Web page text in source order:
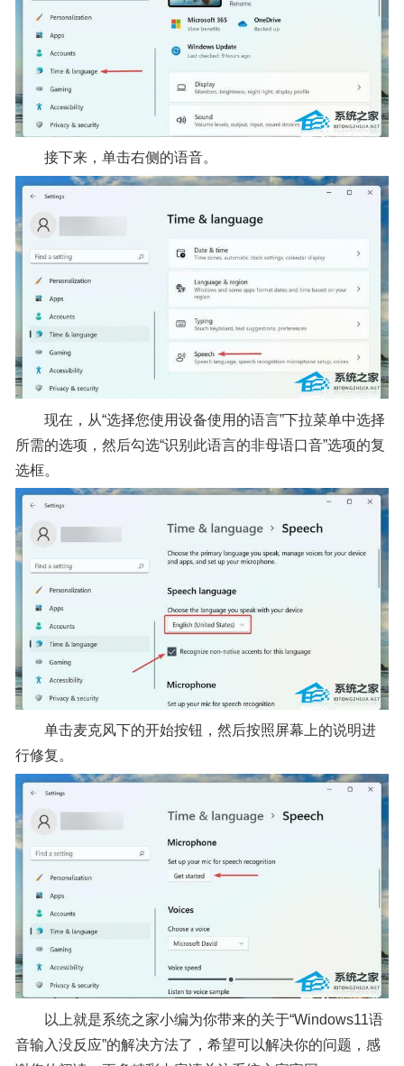
接下来，单击右侧的语音。
现在，从“选择您使用设备使用的语言”下拉菜单中选择
所需的选项，然后勾选“识别此语言的非母语口音”选项的复
选框。
单击麦克风下的开始按钮，然后按照屏幕上的说明进
行修复。
以上就是系统之家小编为你带来的关于“Windows11语
音输入没反应”的解决方法了，希望可以解决你的问题，感